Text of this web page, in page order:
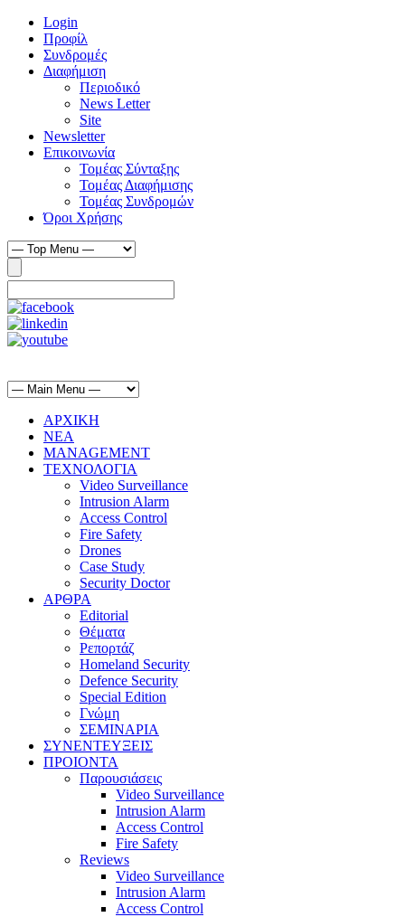
Login
Προφίλ
Συνδρομές
Διαφήμιση
Περιοδικό
News Letter
Site
Newsletter
Επικοινωνία
Τομέας Σύνταξης
Τομέας Διαφήμισης
Τομέας Συνδρομών
Όροι Χρήσης
ΑΡΧΙΚΗ
ΝΕΑ
MANAGEMENT
ΤΕΧΝΟΛΟΓΙΑ
Video Surveillance
Intrusion Alarm
Access Control
Fire Safety
Drones
Case Study
Security Doctor
ΑΡΘΡΑ
Editorial
Θέματα
Ρεπορτάζ
Homeland Security
Defence Security
Special Edition
Γνώμη
ΣΕΜΙΝΑΡΙΑ
ΣΥΝΕΝΤΕΥΞΕΙΣ
ΠΡΟΙΟΝΤΑ
Παρουσιάσεις
Video Surveillance
Intrusion Alarm
Access Control
Fire Safety
Reviews
Video Surveillance
Intrusion Alarm
Access Control